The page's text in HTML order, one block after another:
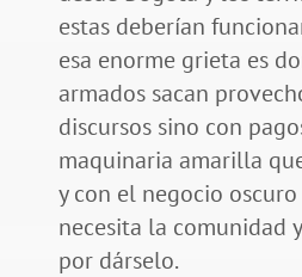
estas deberían
esa enorme grieta es
armados sacan
discursos sino con
maquinaria amarilla
y con el negocio
necesita la comunidad
por dárselo.